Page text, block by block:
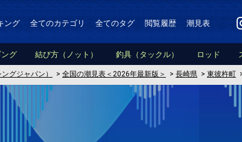
ング 全てのカテゴリ 全てのタグ 閲覧履歴 潮見表
グ 結び方（ノット） 釣具（タックル） ロッド
グジャパン） > 全国の潮見表＜2026年最新版＞ > 長崎県 > 東彼杵町